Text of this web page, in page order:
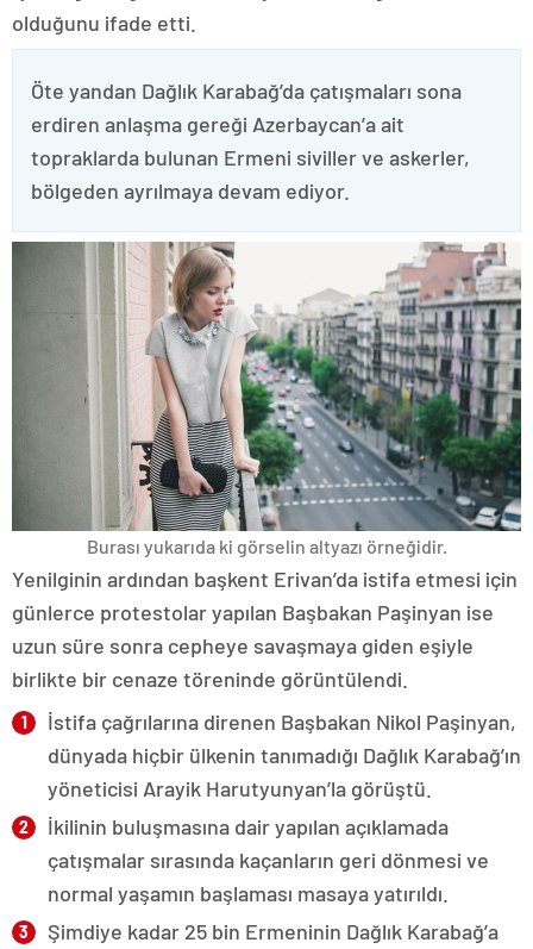
olduğunu ifade etti.
Öte yandan Dağlık Karabağ’da çatışmaları sona
erdiren anlaşma gereği Azerbaycan’a ait
topraklarda bulunan Ermeni siviller ve askerler,
bölgeden ayrılmaya devam ediyor.
Burası yukarıda ki görselin altyazı örneğidir.
Yenilginin ardından başkent Erivan’da istifa etmesi için
günlerce protestolar yapılan Başbakan Paşinyan ise
uzun süre sonra cepheye savaşmaya giden eşiyle
birlikte bir cenaze töreninde görüntülendi.
İstifa çağrılarına direnen Başbakan Nikol Paşinyan,
dünyada hiçbir ülkenin tanımadığı Dağlık Karabağ’ın
yöneticisi Arayik Harutyunyan’la görüştü.
İkilinin buluşmasına dair yapılan açıklamada
çatışmalar sırasında kaçanların geri dönmesi ve
normal yaşamın başlaması masaya yatırıldı.
Şimdiye kadar 25 bin Ermeninin Dağlık Karabağ’a